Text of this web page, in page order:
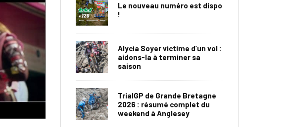
Le nouveau numéro est dispo
!
Alycia Soyer victime d’un vol :
aidons-la à terminer sa
saison
TrialGP de Grande Bretagne
2026 : résumé complet du
weekend à Anglesey